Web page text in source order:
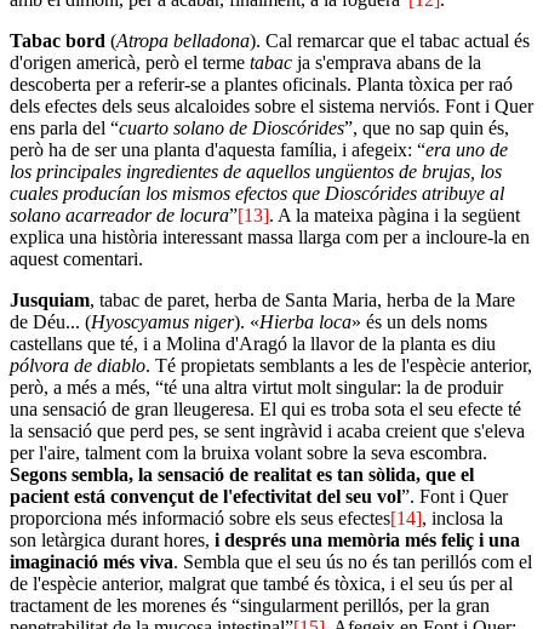
Tabac bord (Atropa belladona). Cal remarcar que el tabac actual és
d'origen americà, però el terme tabac ja s'emprava abans de la
descoberta per a referir-se a plantes oficinals. Planta tòxica per raó
dels efectes dels seus alcaloides sobre el sistema nerviós. Font i Quer
ens parla del “cuarto solano de Dioscórides”, que no sap quin és,
però ha de ser una planta d'aquesta família, i afegeix: “era uno de
los principales ingredientes de aquellos ungüentos de brujas, los
cuales producían los mismos efectos que Dioscórides atribuye al
solano acarreador de locura”[13]. A la mateixa pàgina i la següent
explica una història interessant massa llarga com per a incloure-la en
aquest comentari.
Jusquiam, tabac de paret, herba de Santa Maria, herba de la Mare
de Déu... (Hyoscyamus niger). «Hierba loca» és un dels noms
castellans que té, i a Molina d'Aragó la llavor de la planta es diu
pólvora de diablo. Té propietats semblants a les de l'espècie anterior,
però, a més a més, “té una altra virtut molt singular: la de produir
una sensació de gran lleugeresa. El qui es troba sota el seu efecte té
la sensació que perd pes, se sent ingràvid i acaba creient que s'eleva
per l'aire, talment com la bruixa volant sobre la seva escombra.
Segons sembla, la sensació de realitat es tan sòlida, que el
pacient está convençut de l'efectivitat del seu vol”. Font i Quer
proporciona més informació sobre els seus efectes[14], inclosa la
son letàrgica durant hores, i després una memòria més feliç i una
imaginació més viva. Sembla que el seu ús no és tan perillós com el
de l'espècie anterior, malgrat que també és tòxica, i el seu ús per al
tractament de les morenes és “singularment perillós, per la gran